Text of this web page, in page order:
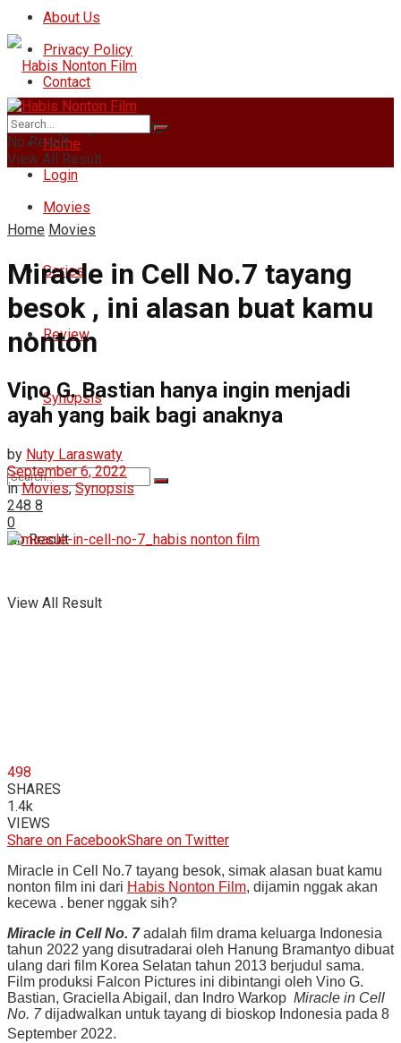
About Us
Privacy Policy
Contact
Thursday, August 6, 2026
Login
Home
Movies
Series
Review
Synopsis
No Result
View All Result
No Result
View All Result
Home Movies
Miracle in Cell No.7 tayang
besok , ini alasan buat kamu
nonton
Vino G. Bastian hanya ingin menjadi
ayah yang baik bagi anaknya
by Nuty Laraswaty
September 6, 2022
in Movies,Synopsis
248 8
0
498
SHARES
1.4k
VIEWS
Share on FacebookShare on Twitter
Miracle in Cell No.7 tayang besok, simak alasan buat kamu
nonton film ini dari Habis Nonton Film, dijamin nggak akan
kecewa . bener nggak sih?
Miracle in Cell No. 7adalah film drama keluarga Indonesia
tahun 2022 yang disutradarai oleh Hanung Bramantyo dibuat
ulang dari film Korea Selatan tahun 2013 berjudul sama.
Film produksi Falcon Pictures ini dibintangi oleh Vino G.
Bastian, Graciella Abigail, dan Indro Warkop Miracle in Cell
No. 7dijadwalkan untuk tayang di bioskop Indonesia pada 8
September 2022.